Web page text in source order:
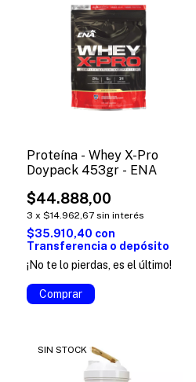
Proteína - Whey X-Pro
Doypack 453gr - ENA
$44.888,00
3 x $14.962,67 sin interés
$35.910,40 con
Transferencia o depósito
¡No te lo pierdas, es el último!
Comprar
SIN STOCK